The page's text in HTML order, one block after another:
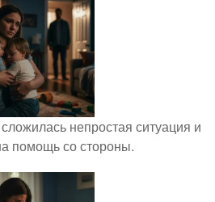
непростая ситуация и
помощь со стороны.